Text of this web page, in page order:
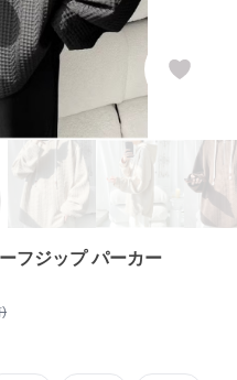
フジップ パーカー